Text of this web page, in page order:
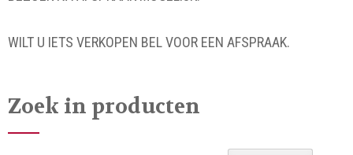
WILT U IETS VERKOPEN BEL VOOR EEN AFSPRAAK.
Zoek in producten